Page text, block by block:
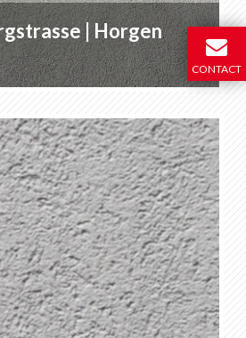
| Horgen
CONTACT